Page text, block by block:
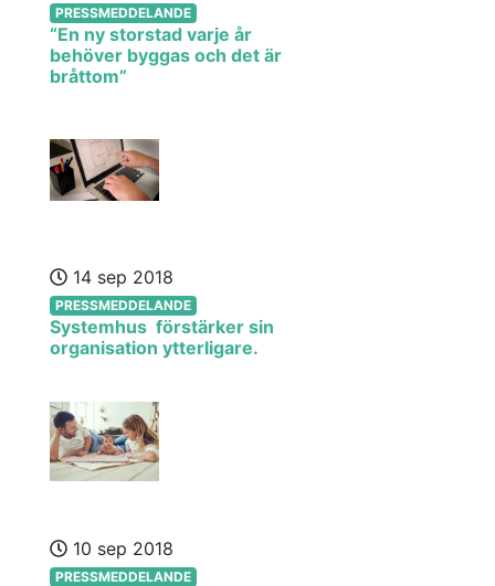
PRESSMEDDELANDE
“En ny storstad varje år
behöver byggas och det är
bråttom”
14 sep 2018
PRESSMEDDELANDE
Systemhus förstärker sin
organisation ytterligare.
10 sep 2018
PRESSMEDDELANDE